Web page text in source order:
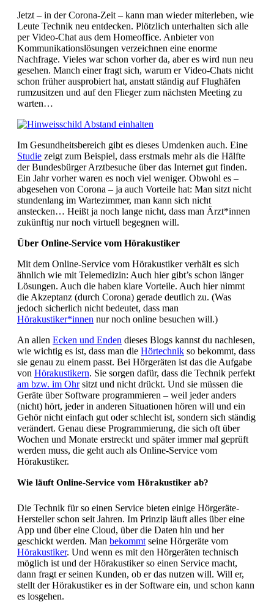
Jetzt – in der Corona-Zeit – kann man wieder miterleben, wie
Leute Technik neu entdecken. Plötzlich unterhalten sich alle
per Video-Chat aus dem Homeoffice. Anbieter von
Kommunikationslösungen verzeichnen eine enorme
Nachfrage. Vieles war schon vorher da, aber es wird nun neu
gesehen. Manch einer fragt sich, warum er Video-Chats nicht
schon früher ausprobiert hat, anstatt ständig auf Flughäfen
rumzusitzen und auf den Flieger zum nächsten Meeting zu
warten…
Im Gesundheitsbereich gibt es dieses Umdenken auch. Eine
Studie zeigt zum Beispiel, dass erstmals mehr als die Hälfte
der Bundesbürger Arztbesuche über das Internet gut finden.
Ein Jahr vorher waren es noch viel weniger. Obwohl es –
abgesehen von Corona – ja auch Vorteile hat: Man sitzt nicht
stundenlang im Wartezimmer, man kann sich nicht
anstecken… Heißt ja noch lange nicht, dass man Ärzt*innen
zukünftig nur noch virtuell begegnen will.
Über Online-Service vom Hörakustiker
Mit dem Online-Service vom Hörakustiker verhält es sich
ähnlich wie mit Telemedizin: Auch hier gibt’s schon länger
Lösungen. Auch die haben klare Vorteile. Auch hier nimmt
die Akzeptanz (durch Corona) gerade deutlich zu. (Was
jedoch sicherlich nicht bedeutet, dass man
Hörakustiker*innen nur noch online besuchen will.)
An allen Ecken und Enden dieses Blogs kannst du nachlesen,
wie wichtig es ist, dass man die Hörtechnik so bekommt, dass
sie genau zu einem passt. Bei Hörgeräten ist das die Aufgabe
von Hörakustikern. Sie sorgen dafür, dass die Technik perfekt
am bzw. im Ohrsitzt und nicht drückt. Und sie müssen die
Geräte über Software programmieren – weil jeder anders
(nicht) hört, jeder in anderen Situationen hören will und ein
Gehör nicht einfach gut oder schlecht ist, sondern sich ständig
verändert. Genau diese Programmierung, die sich oft über
Wochen und Monate erstreckt und später immer mal geprüft
werden muss, die geht auch als Online-Service vom
Hörakustiker.
Wie läuft Online-Service vom Hörakustiker ab?
Die Technik für so einen Service bieten einige Hörgeräte-
Hersteller schon seit Jahren. Im Prinzip läuft alles über eine
App und über eine Cloud, über die Daten hin und her
geschickt werden. Man bekommt seine Hörgeräte vom
Hörakustiker. Und wenn es mit den Hörgeräten technisch
möglich ist und der Hörakustiker so einen Service macht,
dann fragt er seinen Kunden, ob er das nutzen will. Will er,
stellt der Hörakustiker es in der Software ein, und schon kann
es losgehen.